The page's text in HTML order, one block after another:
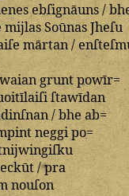
ebſignāuns/
mijlasSoūnasJheſu
mārtan/
gruntpowīr=
ſtawīdan
/bhe ab=
neggipo=
/pra
nouſon